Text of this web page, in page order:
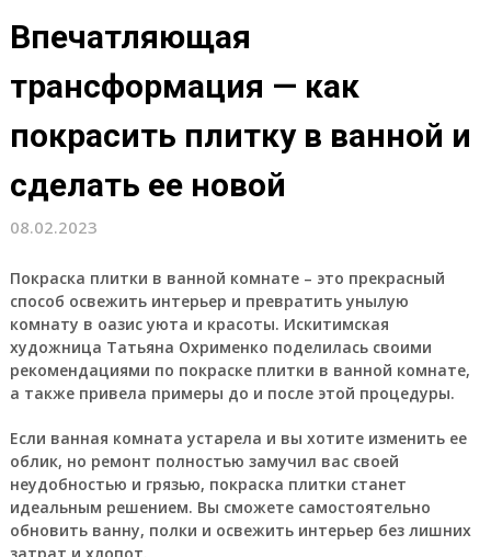
Впечатляющая
трансформация — как
покрасить плитку в ванной и
сделать ее новой
08.02.2023
Покраска плитки в ванной комнате – это прекрасный
способ освежить интерьер и превратить унылую
комнату в оазис уюта и красоты. Искитимская
художница Татьяна Охрименко поделилась своими
рекомендациями по покраске плитки в ванной комнате,
а также привела примеры до и после этой процедуры.
Если ванная комната устарела и вы хотите изменить ее
облик, но ремонт полностью замучил вас своей
неудобностью и грязью, покраска плитки станет
идеальным решением. Вы сможете самостоятельно
обновить ванну, полки и освежить интерьер без лишних